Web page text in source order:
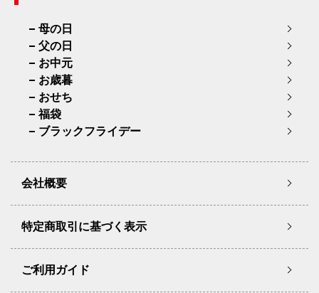
母の日
父の日
お中元
お歳暮
おせち
福袋
ブラックフライデー
会社概要
特定商取引に基づく表示
ご利用ガイド